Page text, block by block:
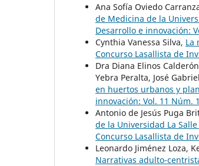
Ana Sofía Oviedo
de Medicina de la
Desarrollo e innovación:
Cynthia Vanessa Silva, La
Concurso Lasallista de
Dra Diana Elinos
Yebra Peralta, José
en huertos urbanos y
innovación: Vol. 11 Núm.
Antonio de Jesús Puga
de la Universidad La
Concurso Lasallista de
Leonardo Jiménez Loza,
Narrativas adulto-